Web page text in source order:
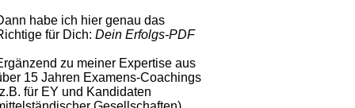
habe ich hier genau das
für Dich: Dein Erfolgs-PDF
zu meiner Expertise aus
15 Jahren Examens-Coachings
für EY und Kandidaten